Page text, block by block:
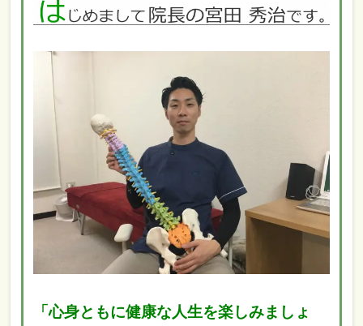
「心身ともに健康な人生を楽しみましょ